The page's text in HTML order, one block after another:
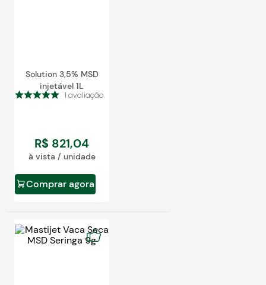
Solution 3,5% MSD
injetável 1L
1 avaliação
R$ 821,04
à vista / unidade
Comprar agora